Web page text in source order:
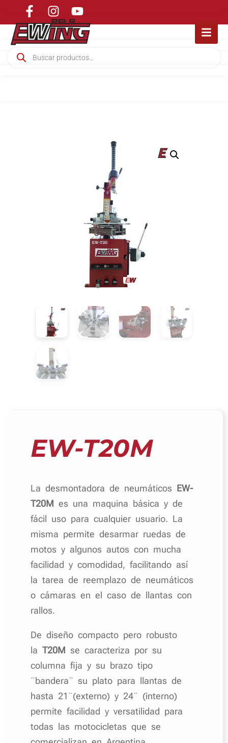
EW-T20M
La desmontadora de neumáticos EW-
T20M es una maquina básica y de
fácil uso para cualquier usuario. La
misma permite desarmar ruedas de
motos y algunos autos con mucha
facilidad y comodidad, facilitando así
la tarea de reemplazo de neumáticos
o cámaras en el caso de llantas con
rallos.
De diseño compacto pero robusto
la T20M se caracteriza por su
columna fija y su brazo tipo
¨bandera¨ su plato para llantas de
hasta 21¨(externo) y 24¨ (interno)
permite facilidad y versatilidad para
todas las motocicletas que se